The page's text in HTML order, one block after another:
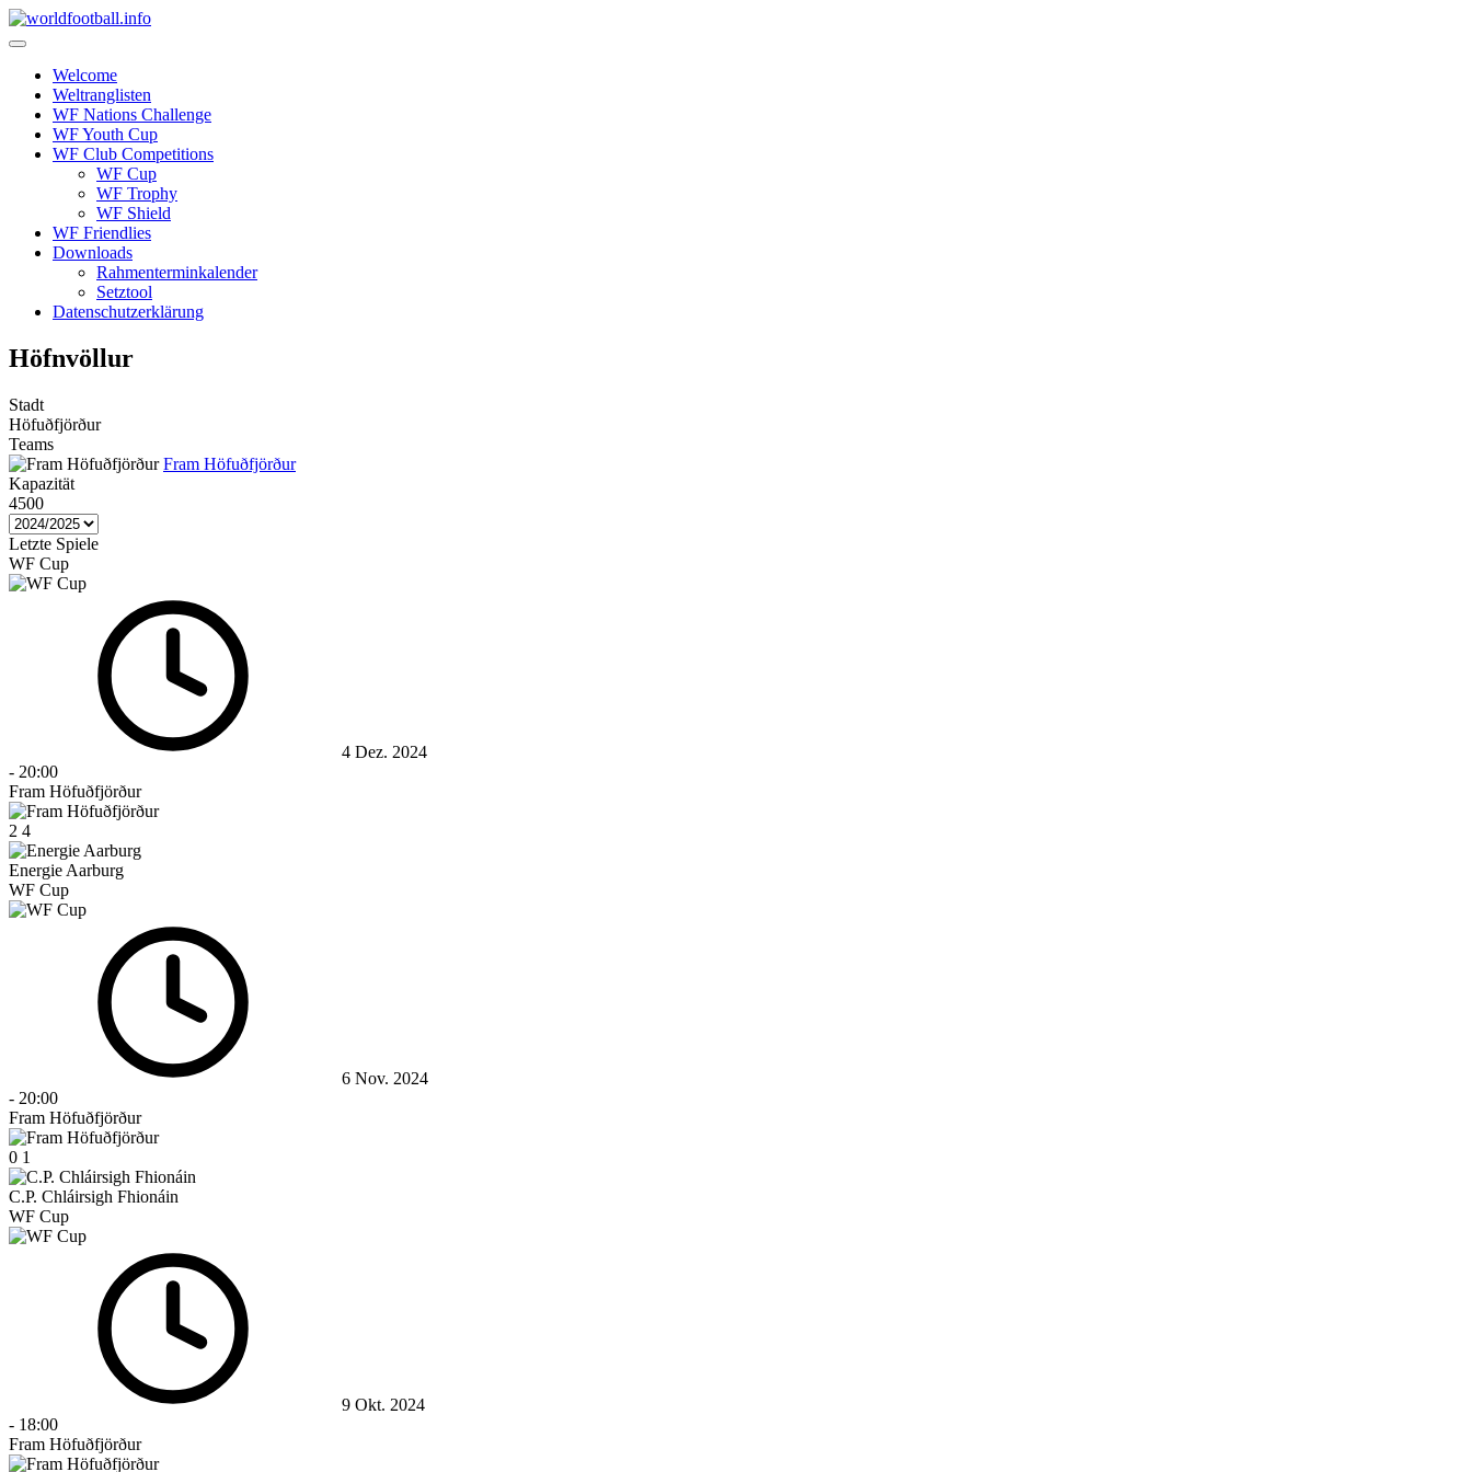
Skip
to
Welcome
Weltranglisten
WF Nations Challenge
WF Youth Cup
WF Club Competitions
WF Cup
WF Trophy
WF Shield
WF Friendlies
Downloads
Rahmenterminkalender
Setztool
Datenschutzerklärung
Höfnvöllur
Stadt
Höfuðfjörður
Teams
Fram Höfuðfjörður
Kapazität
4500
Letzte Spiele
WF Cup
4 Dez. 2024
- 20:00
Fram Höfuðfjörður
2 4
Energie Aarburg
WF Cup
6 Nov. 2024
- 20:00
Fram Höfuðfjörður
0 1
C.P. Chláirsigh Fhionáin
WF Cup
9 Okt. 2024
- 18:00
Fram Höfuðfjörður